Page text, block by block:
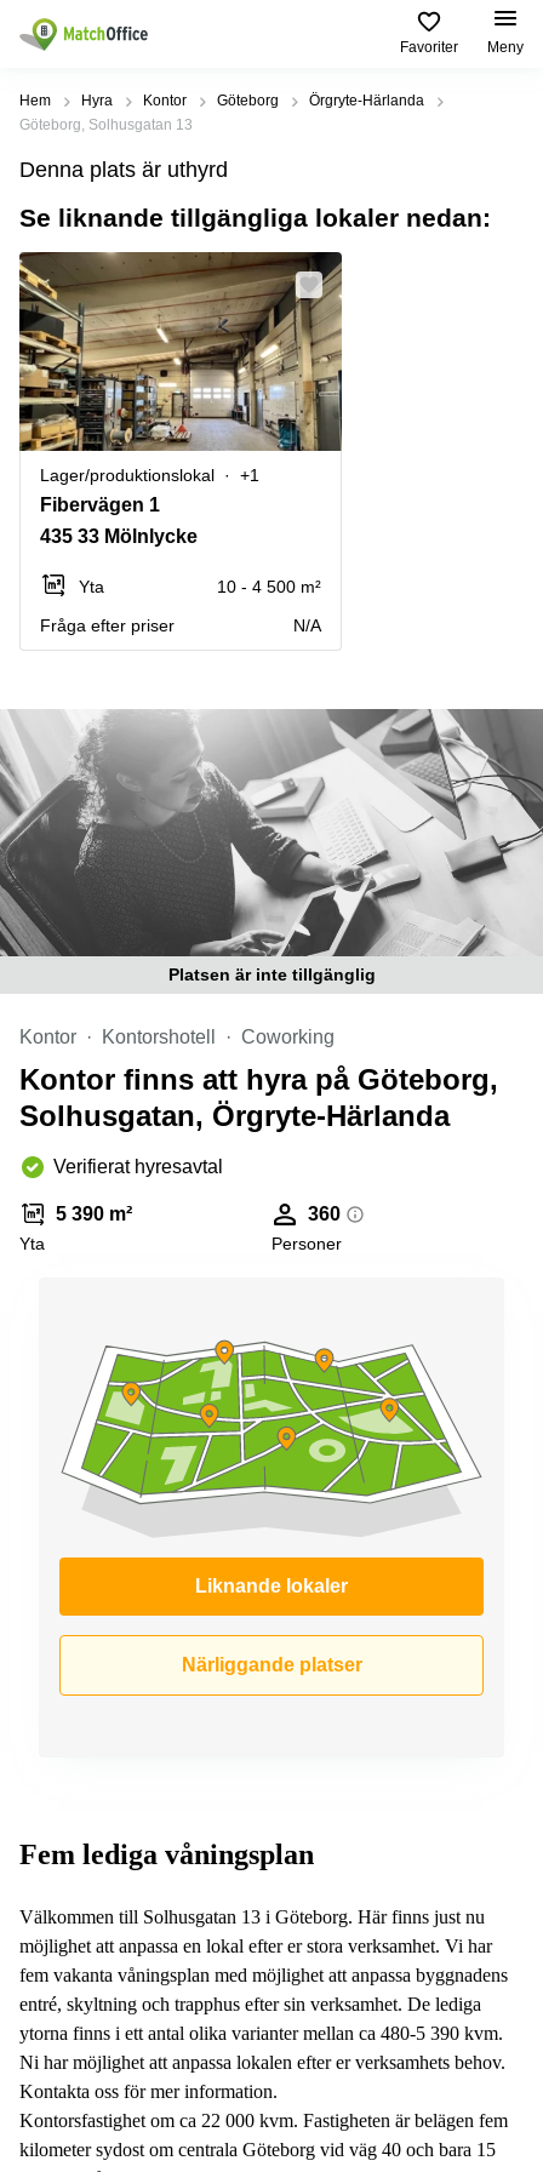
Favoriter Meny
Hyra / hyra ut
Kategorier
Kontor
Kontorshotell
Coworking
space
Lagerlokaler
Industrilokaler
Butikslokaler
Verkstad
Mötesrum
kontor
Populära
Städer
Stockholm
Göteborg
Malmö
Uppsala
Norrköping
Östermalm
Skåne
Vasastan
Populära
sökningar
Kontorshotell
Stockholm
Hyra lokal
Stockholm
Kontorshotell
Göteborg
Coworking
Stockholm
Kontorshotell
Malmö
Coworking
Malmö
Lediga
lokaler
Hisingen
Lediga
lokaler
Hägersten
Hjälp
Om oss
Bli hyresvärd
Pris
Logga in
Hem Hyra Kontor Göteborg
Örgryte-Härlanda
Göteborg, Solhusgatan 13
Denna plats är uthyrd
Se liknande tillgängliga lokaler nedan:
Lager/produktionslokal +1
Fibervägen 1
435 33 Mölnlycke
Yta
10 - 4 500 m²
Fråga efter priser
N/A
Platsen är inte tillgänglig
Kontor Kontorshotell Coworking
Kontor finns att hyra på Göteborg,
Solhusgatan, Örgryte-Härlanda
Verifierat hyresavtal
5 390 m²
Yta
360
Personer
Liknande lokaler
Närliggande platser
Fem lediga våningsplan
Välkommen till Solhusgatan 13 i Göteborg. Här finns just nu
möjlighet att anpassa en lokal efter er stora verksamhet. Vi har
fem vakanta våningsplan med möjlighet att anpassa byggnadens
entré, skyltning och trapphus efter sin verksamhet. De lediga
ytorna finns i ett antal olika varianter mellan ca 480-5 390 kvm.
Ni har möjlighet att anpassa lokalen efter er verksamhets behov.
Kontakta oss för mer information.
Kontorsfastighet om ca 22 000 kvm. Fastigheten är belägen fem
kilometer sydost om centrala Göteborg vid väg 40 och bara 15